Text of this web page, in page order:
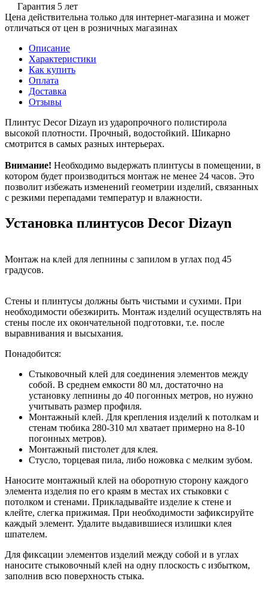
Гарантия 5 лет
Цена действительна только для интернет-магазина и может
отличаться от цен в розничных магазинах
Описание
Характеристики
Как купить
Оплата
Доставка
Отзывы
Плинтус Decor Dizayn из ударопрочного полистирола
высокой плотности. Прочный, водостойкий. Шикарно
смотрится в самых разных интерьерах.
Внимание! Необходимо выдержать плинтусы в помещении, в
котором будет производиться монтаж не менее 24 часов. Это
позволит избежать изменений геометрии изделий, связанных
с резкими перепадами температур и влажности.
Установка плинтусов Decor Dizayn
Монтаж на клей для лепнины с запилом в углах под 45
градусов.
Стены и плинтусы должны быть чистыми и сухими. При
необходимости обезжирить. Монтаж изделий осуществлять на
стены после их окончательной подготовки, т.е. после
выравнивания и высыхания.
Понадобится:
Стыковочный клей для соединения элементов между
собой. В среднем емкости 80 мл, достаточно на
установку лепнины до 40 погонных метров, но нужно
учитывать размер профиля.
Монтажный клей. Для крепления изделий к потолкам и
стенам тюбика 280-310 мл хватает примерно на 8-10
погонных метров).
Монтажный пистолет для клея.
Стусло, торцевая пила, либо ножовка с мелким зубом.
Наносите монтажный клей на оборотную сторону каждого
элемента изделия по его краям в местах их стыковки с
потолком и стенами. Прикладывайте изделие к стене и
клейте, слегка прижимая. При необходимости зафиксируйте
каждый элемент. Удалите выдавившиеся излишки клея
шпателем.
Для фиксации элементов изделий между собой и в углах
наносите стыковочный клей на одну плоскость с избытком,
заполнив всю поверхность стыка.